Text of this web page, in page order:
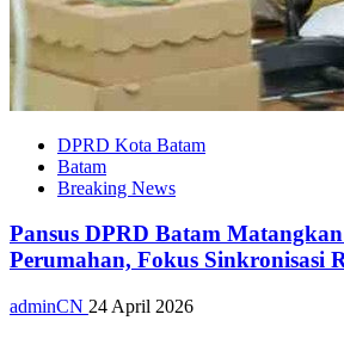
DPRD Kota Batam
Batam
Breaking News
Pansus DPRD Batam
Perumahan, Fokus Sinkronisasi
adminCN 24 April 2026